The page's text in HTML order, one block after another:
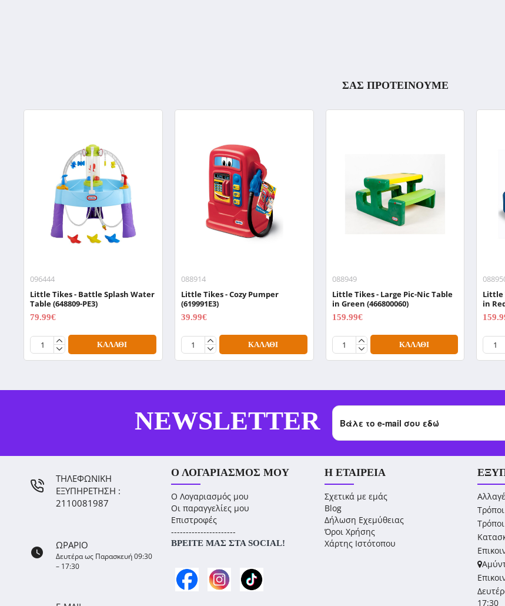
ΣΑΣ ΠΡΟΤΕΙΝΟΥΜΕ
096444
Little Tikes - Battle Splash Water
Table (648809-PE3)
79.99€
ΚΑΛΆΘΙ
088914
Little Tikes - Cozy Pumper
(619991E3)
39.99€
ΚΑΛΆΘΙ
088949
Little Tikes - Large Pic-Nic Table
in Green (466800060)
159.99€
ΚΑΛΆΘΙ
Little
in
NEWSLETTER
ΤΗΛΕΦΩΝΙΚΗ
ΕΞΥΠΗΡΕΤΗΣΗ :
2110081987
ΩΡΑΡΙΟ
Δευτέρα ως Παρασκευή 09:30
– 17:30
Ο ΛΟΓΑΡΙΑΣΜΌΣ ΜΟΥ
Ο Λογαριασμός μου
Οι παραγγελίες μου
Επιστροφές
----------------------
ΒΡΕΊΤΕ ΜΑΣ ΣΤΑ SOCIAL!
Η ΕΤΑΙΡΕΊΑ
Σχετικά με εμάς
Blog
Δήλωση Εχεμύθειας
Όροι Χρήσης
Χάρτης Ιστότοπου
17:30